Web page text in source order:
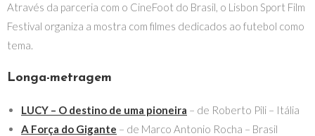
Através da parceria com o CineFoot do Brasil, o Lisbon Sport Film
Festival organiza a mostra com filmes dedicados ao futebol como
tema.
Longa-metragem
LUCY – O destino de uma pioneira – de Roberto Pili – Itália
A Força do Gigante – de Marco Antonio Rocha – Brasil